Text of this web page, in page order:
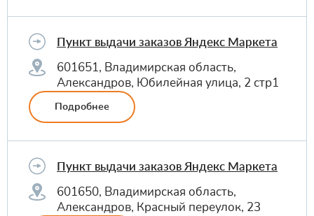
Пункт выдачи заказов Яндекс Маркета
601651, Владимирская область,
Александров, Юбилейная улица, 2 стр1
Подробнее
Пункт выдачи заказов Яндекс Маркета
601650, Владимирская область,
Александров, Красный переулок, 23